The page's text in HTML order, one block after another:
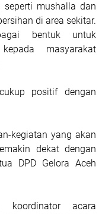
mushalla dan
di area sekitar.
bentuk untuk
masyarakat
positif dengan
kegiatan yang akan
dekat dengan
DPD Gelora Aceh
koordinator acara